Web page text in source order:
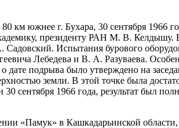
км южнее г. Бухара, 30 сентября 1966
президенту РАН М. В. Келдышу.
Испытания бурового
Лебедева и В. А. Разуваева.
подрыва было утверждено на
земли. В этой точке была
сентября 1966 года, результат был
в Кашкадарьинской области,